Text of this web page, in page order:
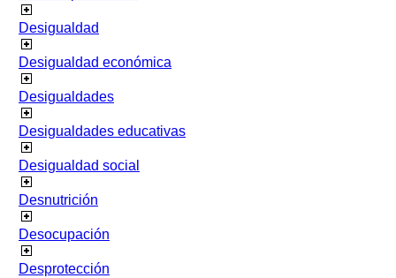
Desigualdad
Desigualdad económica
Desigualdades
Desigualdades educativas
Desigualdad social
Desnutrición
Desocupación
Desprotección